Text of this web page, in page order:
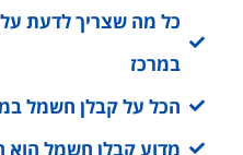
כל מה שצריך לדעת
במרכז
הכל על קבלן חשמל
מדוע קבלן חשמל